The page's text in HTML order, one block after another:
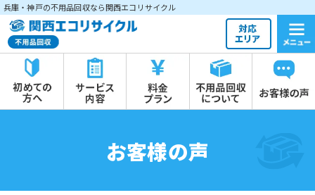
兵庫・神戸の不用品回収なら関西エコリサイクル
お客様の声